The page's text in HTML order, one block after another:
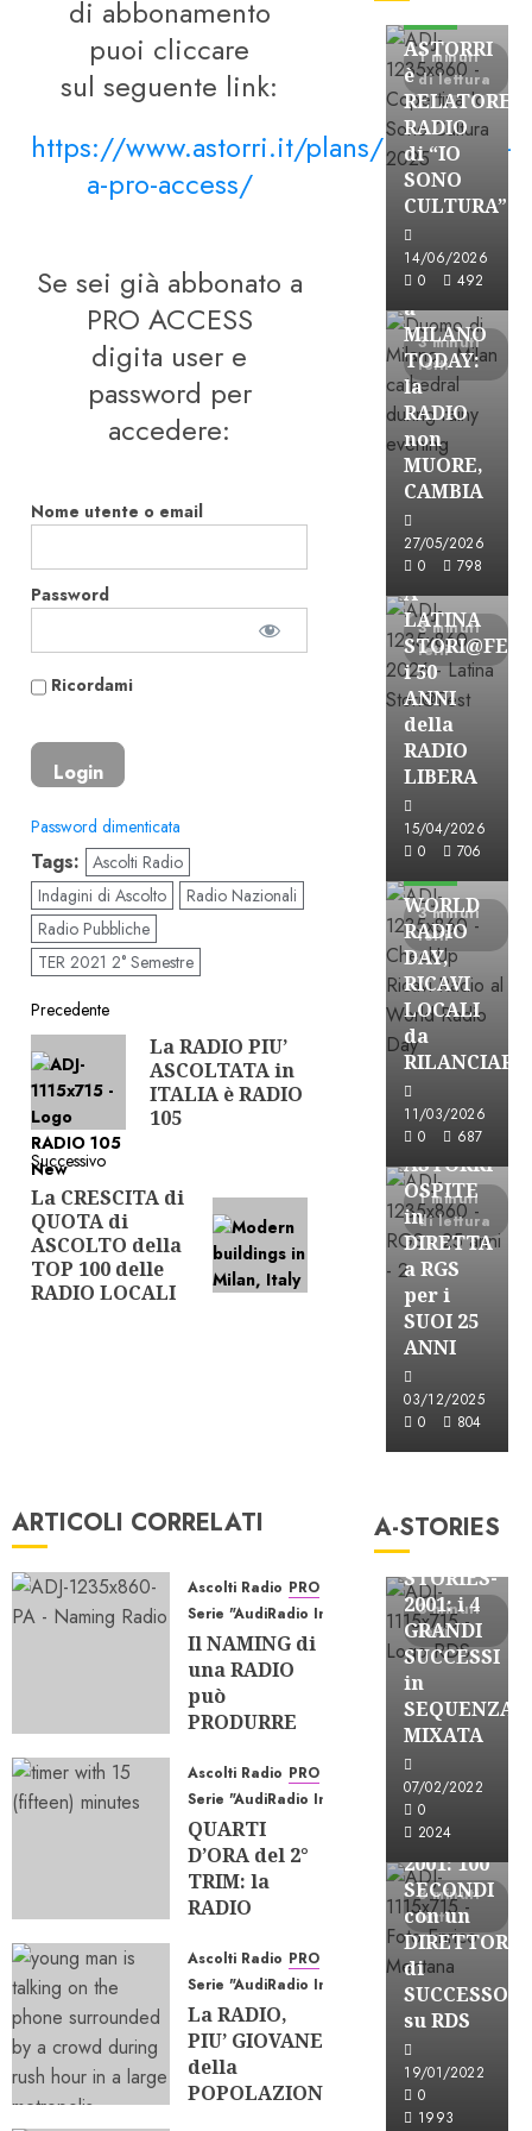
di abbonamento
puoi cliccare
sul seguente link:
https://www.astorri.it/plans/iscrizione-
a-pro-access/
Se sei già abbonato a
PRO ACCESS
digita user e
password per
accedere:
Nome utente o email
Password
Ricordami
Password dimenticata
Tags: Ascolti Radio
Indagini di Ascolto
Radio Nazionali
Radio Pubbliche
TER 2021 2° Semestre
Navigazione
articolo
Precedente
Articolo
precedente:
La RADIO PIU’
ASCOLTATA in
ITALIA è RADIO
105
Successivo
Articolo
successivo:
La CRESCITA di
QUOTA di
ASCOLTO della
TOP 100 delle
RADIO LOCALI
ARTICOLI CORRELATI
Ascolti Radio PRO
Serie "AudiRadio Insights"
Il NAMING di
una RADIO
può
PRODURRE
07/08/2026
0
71
Ascolti Radio PRO
Serie "AudiRadio Insights"
QUARTI
D’ORA del 2°
TRIM: la
RADIO
EQUILIBRI
CAMBIANO
23/07/2026
0
184
Ascolti Radio PRO
Serie "AudiRadio Insights"
La RADIO,
PIU’ GIOVANE
della
POPOLAZIONE;
1 minuti
di lettura
ASTORRI
è
RELATORE
RADIO
di “IO
SONO
CULTURA”
14/06/2026
0
492
3 minuti
letti
FREE
ASTORRI
a
MILANO
TODAY:
la
RADIO
non
MUORE,
CAMBIA
27/05/2026
0
798
3 minuti
letti
Astorri News
FREE
A
LATINA
i 50
ANNI
della
RADIO
LIBERA
15/04/2026
0
706
3 minuti
letti
Astorri News
WORLD
RADIO
DAY,
RICAVI
LOCALI
da
RILANCIARE
11/03/2026
0
687
1 minuti
di lettura
Astorri News
FREE
ASTORRI
OSPITE
in
DIRETTA
a RGS
per i
SUOI 25
ANNI
03/12/2025
0
804
A-STORIES
3 minuti
letti
FREE
A-
STORIES-
2001: i 4
GRANDI
SUCCESSI
in
SEQUENZA
MIXATA
07/02/2022
0
2024
3 minuti
letti
A-Stories
FREE
A-
STORIES-
2001: 100
SECONDI
con un
DIRETTORE
di
SUCCESSO
su RDS
19/01/2022
0
1993
A-Stories